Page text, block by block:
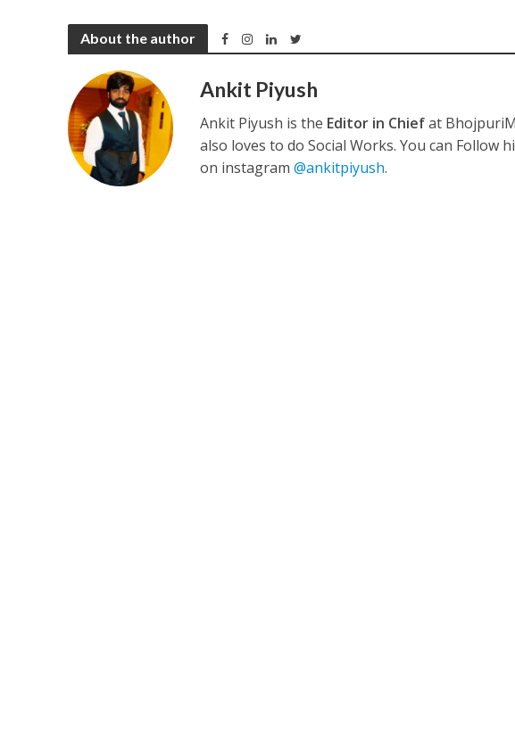
कुलदीप कुमार की “गौरी शंकर की प्रेम कहानी” ने
About the author
Ankit Piyush
Ankit Piyush is the Editor in Chiefat
also loves to do Social Works. You can Follow
on instagram@ankitpiyush.